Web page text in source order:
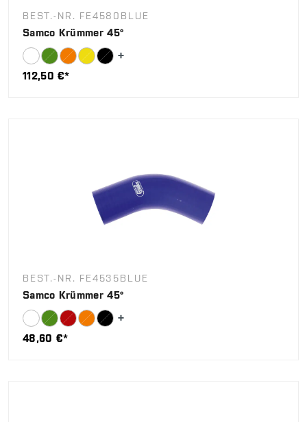
BEST.-NR. FE4580BLUE
Samco Krümmer 45°
112,50 €*
BEST.-NR. FE4535BLUE
Samco Krümmer 45°
48,60 €*